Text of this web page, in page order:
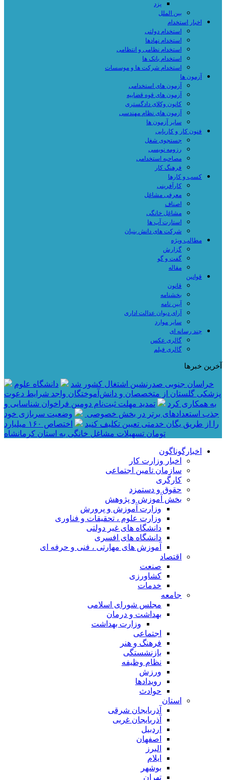
یزد
بین الملل
اخبار استخدام
استخدام دولتی
استخدام نهادها
استخدام نظامی و انتظامی
استخدام بانک ها
استخدام شرکت ها و موسسات
آزمون ها
آزمون های استخدامی
آزمون های قوه قضاییه
کانون وکلای دادگستری
آزمون های نظام مهندسی
سایر آزمون ها
فنون کار و کاریابی
جستجوی شغل
رزومه نویسی
مصاحبه استخدامی
فرهنگ کار
کسب و کارها
کارآفرینی
معرفی مشاغل
اصناف
مشاغل خانگی
استارت آپ ها
شرکت های دانش بنیان
مطالب ویژه
گزارش
گفت و گو
مقاله
قوانین
قانون
بخشنامه
آیین نامه
آرای دیوان عدالت اداری
سایر موارد
چند رسانه ای
گالری عکس
گالری فیلم
آخرین خبرها
خراسان جنوبی صدرنشین اشتغال کشور شد
دانشگاه علوم
پزشکی گلستان از متخصصان و دانش‌آموختگان واجد شرایط دعوت
به همکاری کرد
تمدید مهلت ثبت‌نام دومین فراخوان شناسایی و
جذب استعدادهای برتر در بخش خصوصی
وضعیت سربازی خود
را از طریق یگان خدمتی تعیین تکلیف کنید
اختصاص ۱۶۰ میلیارد
تومان تسهیلات مشاغل خانگی به استان کرمانشاه
اخبارگوناگون
اخبار وزارت کار
سازمان تامین اجتماعی
کارگری
حقوق و دستمزد
بخش آموزش و پژوهش
وزارت آموزش و پرورش
وزارت علوم ، تحقیقات و فناوری
دانشگاه های غیر دولتی
دانشگاه های افسری
آموزش های مهارتی ، فنی و حرفه ای
اقتصاد
صنعت
کشاورزی
خدمات
جامعه
مجلس شورای اسلامی
بهداشت و درمان
وزارت بهداشت
اجتماعی
فرهنگ و هنر
بازنشستگی
نظام وظیفه
ورزش
رویدادها
حوادث
استان
آذربایجان شرقی
آذربایجان غربی
اردبیل
اصفهان
البرز
ایلام
بوشهر
تهران